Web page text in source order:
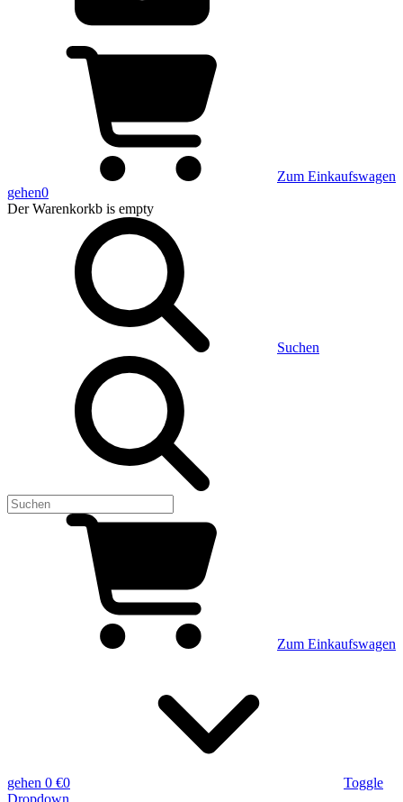
Zum Einkaufswagen
gehen0
Der Warenkorkb is empty
Suchen
Zum Einkaufswagen
gehen 0 €0
Toggle
Dropdown